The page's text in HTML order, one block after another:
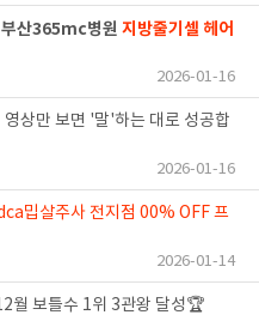
부산365mc병원 지방줄기셀 헤어
2026-01-16
상만 보면 '말'하는 대로 성공합
2026-01-16
밉살주사 전지점 00% OFF 프
2026-01-14
월 보틀수 1위 3관왕 달성🏆